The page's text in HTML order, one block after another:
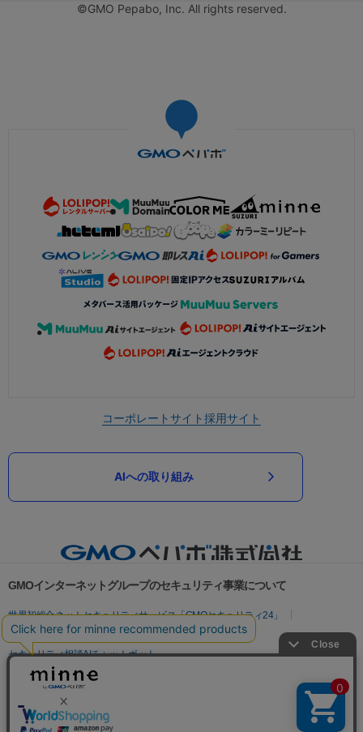
©GMO Pepabo, Inc. All rights reserved.
コーポレートサイト採用サイト
AIへの取り組み
GMOインターネットグループのセキュリティ事業について
世界初総合ネットセキュリティサービス「GMOセキュリティ24」
パスワード漏洩診断
Webサイトリスク診断
セキュリティ相談AIチャットボット
実在証明・盗聴対策
サイバー攻撃対策（GMO Flatt Security）